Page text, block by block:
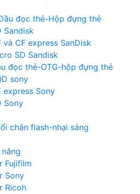
đọc thẻ-Hộp đựng thẻ
Sandisk
và CF express SanDisk
SD Sandisk
đọc thẻ-OTG-hộp đựng thẻ
sony
express Sony
Sony
chân flash-nhại sáng
Fujifilm
Sony
Ricoh